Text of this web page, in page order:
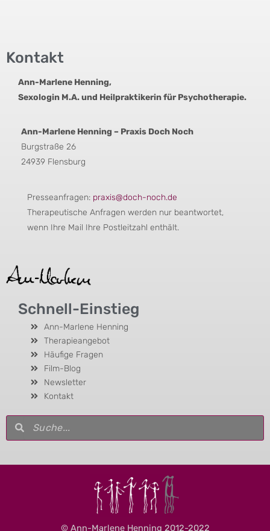
Kontakt
Ann-Marlene Henning,
Sexologin M.A. und Heilpraktikerin für Psychotherapie.
Ann-Marlene Henning – Praxis Doch Noch
Burgstraße 26
24939 Flensburg
Presseanfragen: praxis@doch-noch.de
Therapeutische Anfragen werden nur beantwortet,
wenn Ihre Mail Ihre Postleitzahl enthält.
Schnell-Einstieg
Ann-Marlene Henning
Therapieangebot
Häufige Fragen
Film-Blog
Newsletter
Kontakt
SucheSuche
© Ann-Marlene Henning 2012-2022